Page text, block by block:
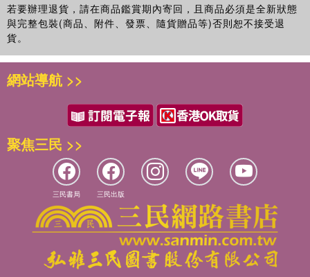
若要辦理退貨，請在商品鑑賞期內寄回，且商品必須是全新狀態
與完整包裝(商品、附件、發票、隨貨贈品等)否則恕不接受退
貨。
網站導航 >>
聚焦三民 >>
三民書局 三民出版